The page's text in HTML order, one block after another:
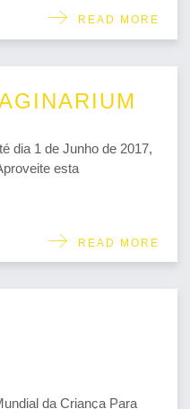
READ MORE
dia 1 de Junho de 2017,
esta
READ MORE
da Criança Para